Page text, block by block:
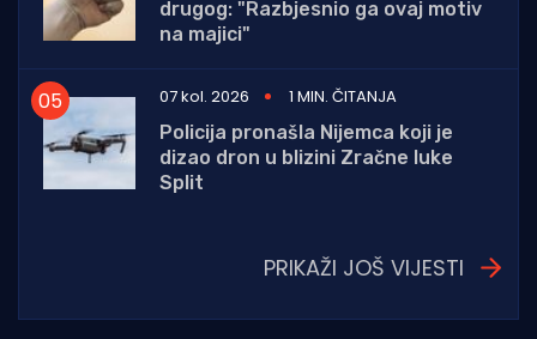
drugog: "Razbjesnio ga ovaj motiv
na majici"
07 kol. 2026
1 MIN. ČITANJA
Policija pronašla Nijemca koji je
dizao dron u blizini Zračne luke
Split
PRIKAŽI JOŠ VIJESTI